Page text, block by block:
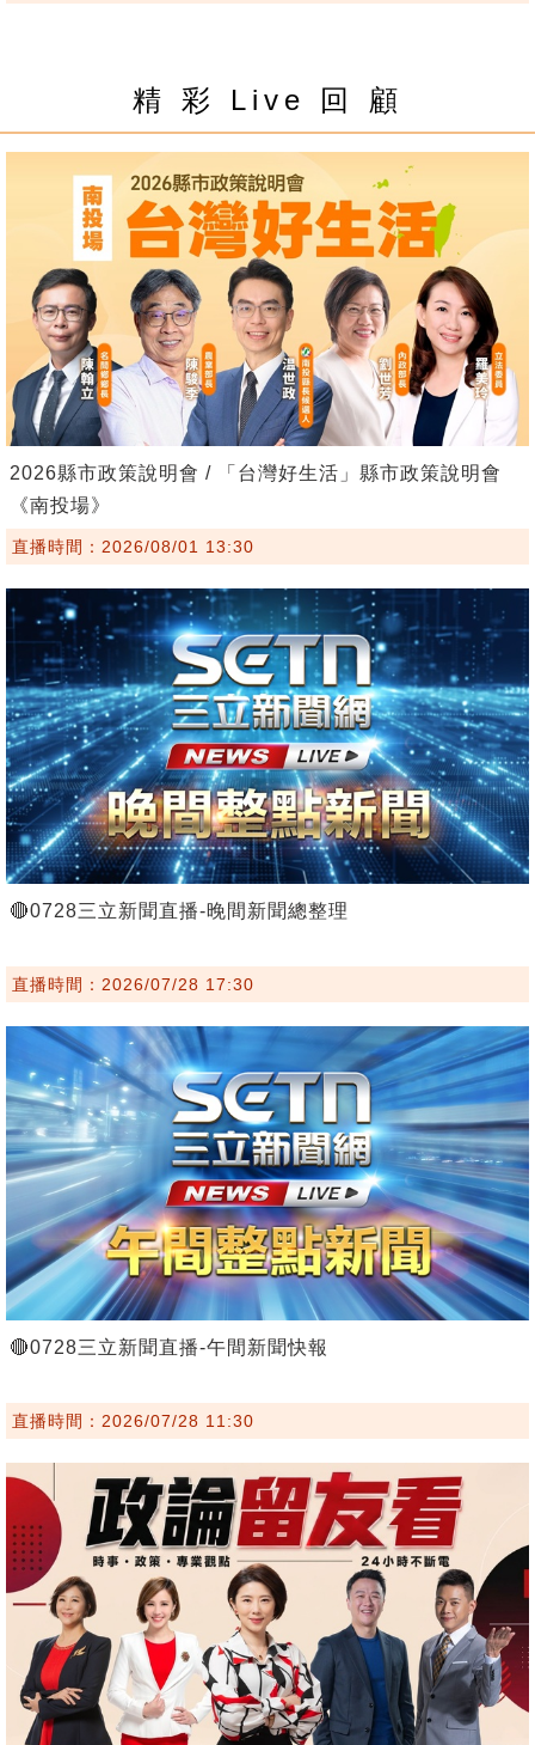
精 彩 Live 回 顧
2026縣市政策說明會 / 「台灣好生活」縣市政策說明會
《南投場》
直播時間：2026/08/01 13:30
🔴0728三立新聞直播-晚間新聞總整理
直播時間：2026/07/28 17:30
🔴0728三立新聞直播-午間新聞快報
直播時間：2026/07/28 11:30